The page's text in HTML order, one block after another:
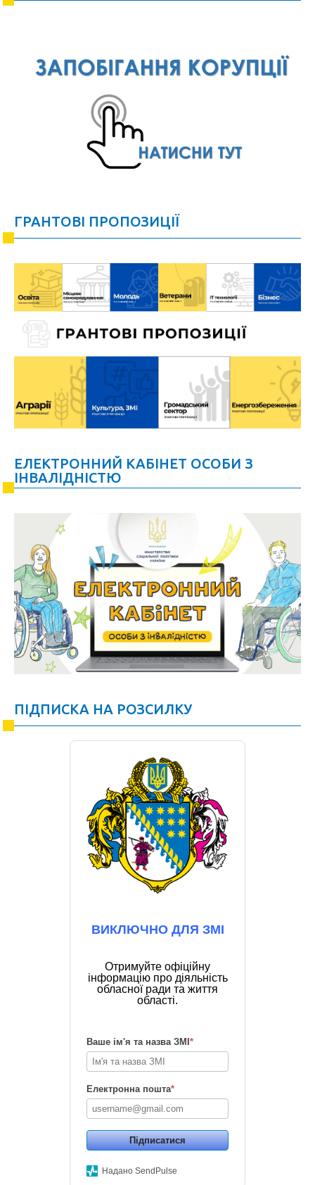
ГРАНТОВІ ПРОПОЗИЦІЇ
ЕЛЕКТРОННИЙ КАБІНЕТ ОСОБИ З
ІНВАЛІДНІСТЮ
ПІДПИСКА НА РОЗСИЛКУ
ВИКЛЮЧНО ДЛЯ ЗМІ
Отримуйте офіційну
інформацію про діяльність
обласної ради та життя
області.
Ваше ім'я та назва ЗМІ *
Електронна пошта*
Підписатися
Надано SendPulse